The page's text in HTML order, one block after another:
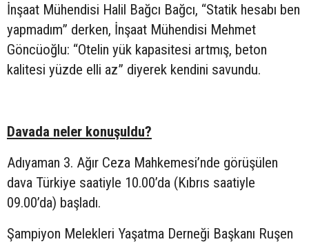
İnşaat Mühendisi Halil Bağcı Bağcı, “Statik hesabı ben
yapmadım” derken, İnşaat Mühendisi Mehmet
Göncüoğlu: “Otelin yük kapasitesi artmış, beton
kalitesi yüzde elli az” diyerek kendini savundu.
Davada neler konuşuldu?
Adıyaman 3. Ağır Ceza Mahkemesi’nde görüşülen
dava Türkiye saatiyle 10.00’da (Kıbrıs saatiyle
09.00’da) başladı.
Şampiyon Melekleri Yaşatma Derneği Başkanı Ruşen